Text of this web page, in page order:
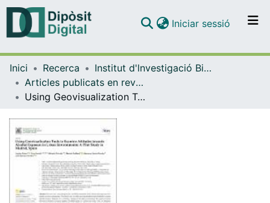
Navega per tot el DD
Com publicar
Iniciar sessió (current)
Inici Recerca
Institut d'lnvestigació Biomèdica de Bellvitge (IDIBELL)
Articles publicats en revistes (Institut d'lnvestigació Biomèdica de Bellvitge (IDIBELL))
Using Geovisualization Tools to Examine Attitudes towards Alcohol Exposure in Urban Environments: A Pilot Study in Madrid, Spain